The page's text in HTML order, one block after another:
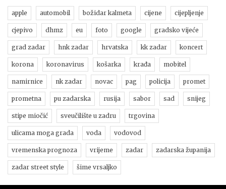
apple automobil božidar kalmeta cijene cijepljenje
cjepivo dhmz eu foto google gradsko vijeće
grad zadar hnk zadar hrvatska kk zadar koncert
korona koronavirus košarka krađa mobitel
namirnice nk zadar novac pag policija promet
prometna pu zadarska rusija sabor sad snijeg
stipe miočić sveučilište u zadru trgovina
ulicama moga grada voda vodovod
vremenska prognoza vrijeme zadar zadarska županija
zadar street style šime vrsaljko